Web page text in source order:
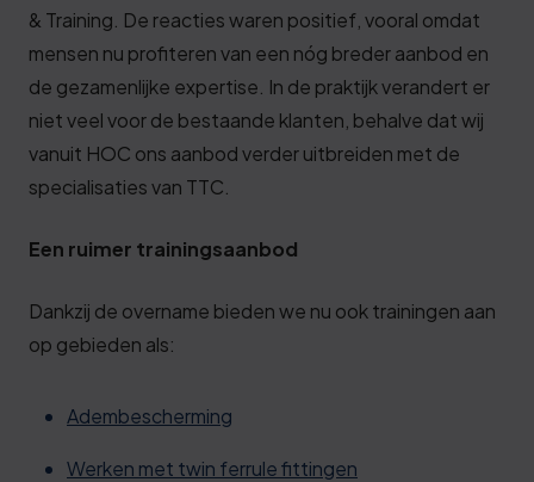
& Training. De reacties waren positief, vooral omdat
mensen nu profiteren van een nóg breder aanbod en
de gezamenlijke expertise. In de praktijk verandert er
niet veel voor de bestaande klanten, behalve dat wij
vanuit HOC ons aanbod verder uitbreiden met de
specialisaties van TTC.
Een ruimer trainingsaanbod
Dankzij de overname bieden we nu ook trainingen aan
op gebieden als:
Adembescherming
Werken met twin ferrule fittingen